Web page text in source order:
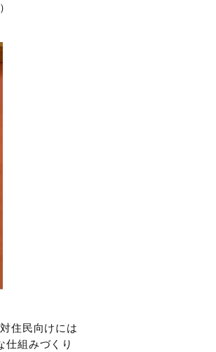
住民向けには
仕組みづくり